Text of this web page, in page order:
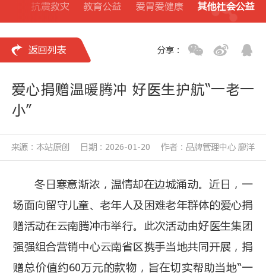
抗震救灾 教育公益 爱胃爱健康 其他社会公益
 返回列表 分享：
爱心捐赠温暖腾冲 好医生护航“一老一
小”
来源：本站原创 日期：2026-01-20 作者：品牌管理中心 廖洋
冬日寒意渐浓，温情却在边城涌动。近日，一
场面向留守儿童、老年人及困难老年群体的爱心捐
赠活动在云南腾冲市举行。此次活动由好医生集团
强强组合营销中心云南省区携手当地共同开展，捐
赠总价值约60万元的款物，旨在切实帮助当地“一